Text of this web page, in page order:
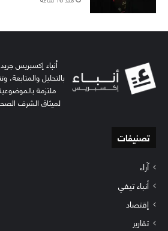
أنباء إكسبريس
بالتحليل والمتابعة،
ملتزمة
لميثاق الشرف
تصنيفات
آراء
أنباء تيفي
إقتصاد
تقارير